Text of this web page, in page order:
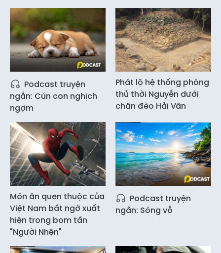
Podcast truyện
ngắn: Cún con nghịch
ngợm
Phát lộ hệ thống phòng
thủ thời Nguyễn dưới
chân đèo Hải Vân
Món ăn quen thuộc của
Việt Nam bất ngờ xuất
hiện trong bom tấn
"Người Nhện"
Podcast truyện
ngắn: Sóng vỗ